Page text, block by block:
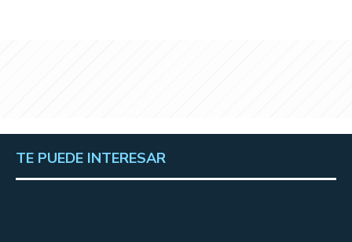
TE PUEDE INTERESAR